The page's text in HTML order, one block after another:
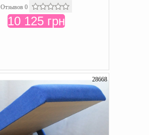
Отзывов 0
10 125 грн
28668